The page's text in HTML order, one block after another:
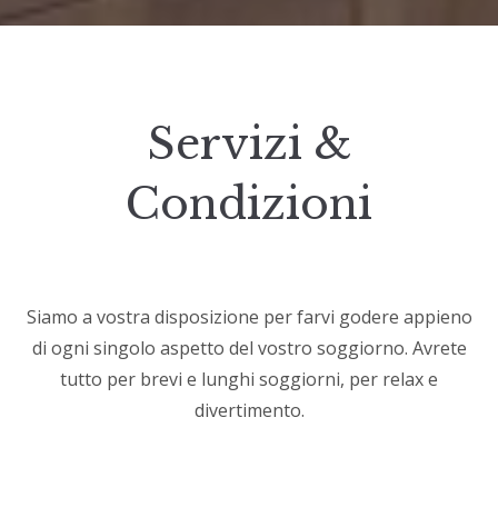
Servizi &
Condizioni
Siamo a vostra disposizione per farvi godere appieno
di ogni singolo aspetto del vostro soggiorno. Avrete
tutto per brevi e lunghi soggiorni, per relax e
divertimento.